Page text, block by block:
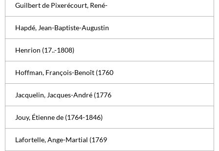
Guilbert de Pixerécourt, René-
Hapdé, Jean-Baptiste-Augustin
Henrion (17..-1808)
Hoffman, François-Benoît (1760
Jacquelin, Jacques-André (1776
Jouy, Étienne de (1764-1846)
Lafortelle, Ange-Martial (1769